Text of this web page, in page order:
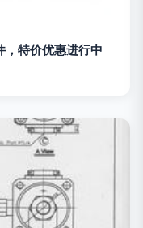
，特价优惠进行中